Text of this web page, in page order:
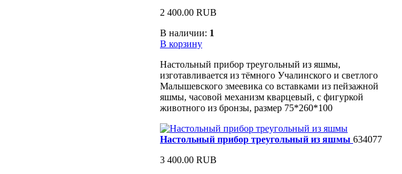
2 400.00 RUB
В наличии: 1
В корзину
Настольный прибор треугольный из яшмы,
изготавливается из тёмного Учалинского и светлого
Малышевского змеевика со вставками из пейзажной
яшмы, часовой механизм кварцевый, с фигуркой
животного из бронзы, размер 75*260*100
Настольный прибор треугольный из яшмы 634077
3 400.00 RUB